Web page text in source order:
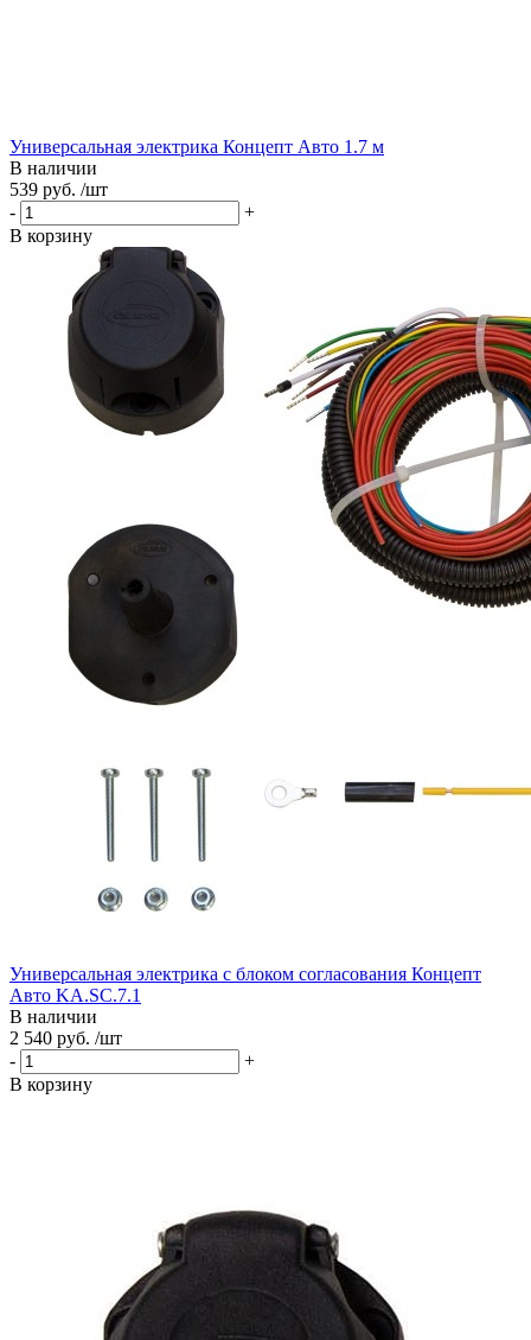
Универсальная электрика Концепт Авто 1.7 м
В наличии
539 руб. /шт
-
+
В корзину
Универсальная электрика с блоком согласования Концепт
Авто KA.SC.7.1
В наличии
2 540 руб. /шт
-
+
В корзину